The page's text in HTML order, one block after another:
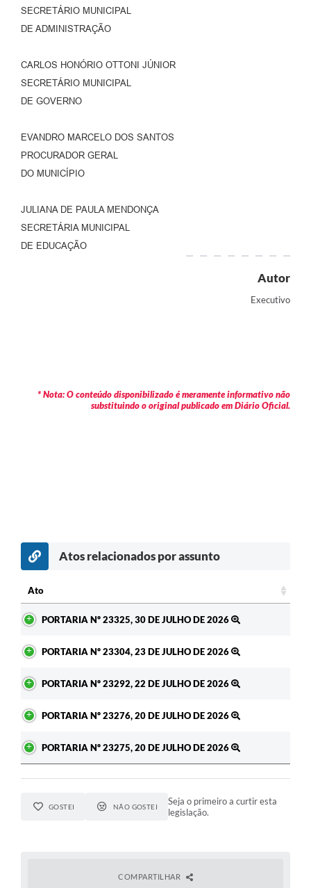
SECRETÁRIO MUNICIPAL
DE ADMINISTRAÇÃO
CARLOS HONÓRIO OTTONI JÚNIOR
SECRETÁRIO MUNICIPAL
DE GOVERNO
EVANDRO MARCELO DOS SANTOS
PROCURADOR GERAL
DO MUNICÍPIO
JULIANA DE PAULA MENDONÇA
SECRETÁRIA MUNICIPAL
DE EDUCAÇÃO
Autor
Executivo
* Nota: O conteúdo disponibilizado é meramente informativo não
substituindo o original publicado em Diário Oficial.
Atos relacionados por assunto
Ato
PORTARIA Nº 23325, 30 DE JULHO DE 2026
PORTARIA Nº 23304, 23 DE JULHO DE 2026
PORTARIA Nº 23292, 22 DE JULHO DE 2026
PORTARIA Nº 23276, 20 DE JULHO DE 2026
PORTARIA Nº 23275, 20 DE JULHO DE 2026
GOSTEI NÃO GOSTEI
Seja o primeiro a curtir esta
legislação.
COMPARTILHAR